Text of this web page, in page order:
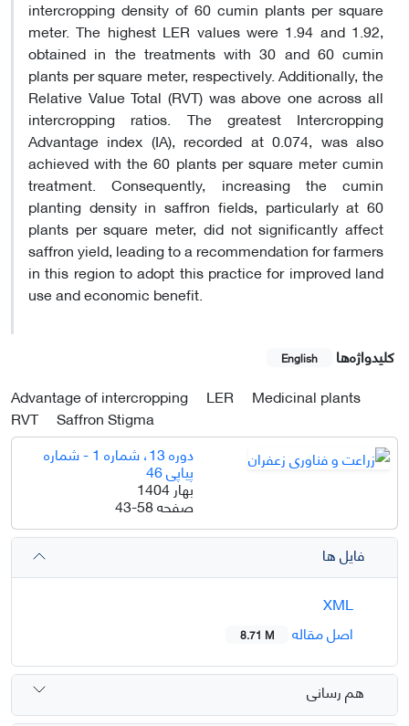
intercropping density of 60 cumin plants per square
meter. The highest LER values were 1.94 and 1.92,
obtained in the treatments with 30 and 60 cumin
plants per square meter, respectively. Additionally, the
Relative Value Total (RVT) was above one across all
intercropping ratios. The greatest Intercropping
Advantage index (IA), recorded at 0.074, was also
achieved with the 60 plants per square meter cumin
treatment. Consequently, increasing the cumin
planting density in saffron fields, particularly at 60
plants per square meter, did not significantly affect
saffron yield, leading to a recommendation for farmers
in this region to adopt this practice for improved land
use and economic benefit.
کلیدواژه‌ها English
Advantage of intercropping LER
Medicinal plants
RVT
Saffron Stigma
دوره 13، شماره 1 - شماره
پیاپی 46
بهار 1404
صفحه43-58
فایل ها
اصل مقاله
8.71 M
هم رسانی